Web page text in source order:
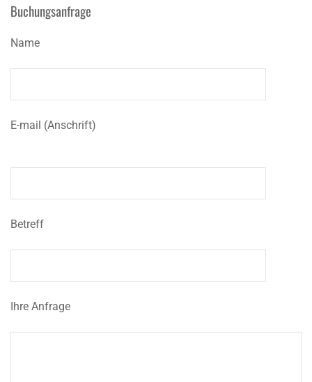
Buchungsanfrage
Name
E-mail (Anschrift)
Betreff
Ihre Anfrage